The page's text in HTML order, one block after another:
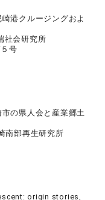
港クルージングおよ
社会研究所
号
の県人会と産業郷土
南部再生研究所
origin stories,